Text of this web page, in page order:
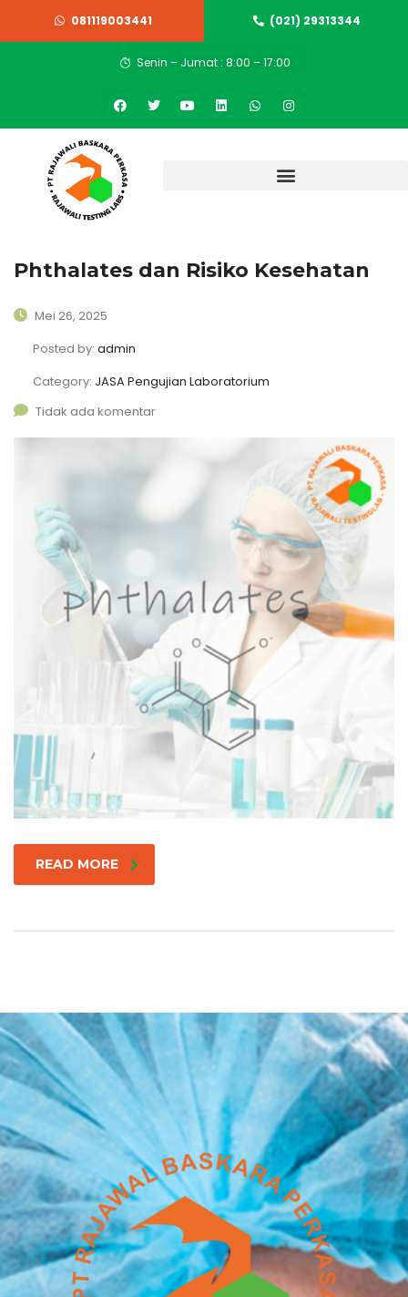
081119003441 (021) 29313344
Senin – Jumat : 8:00 – 17:00
Phthalates dan Risiko Kesehatan
Mei 26, 2025
Posted by: admin
Category: JASA Pengujian Laboratorium
Tidak ada komentar
READ MORE